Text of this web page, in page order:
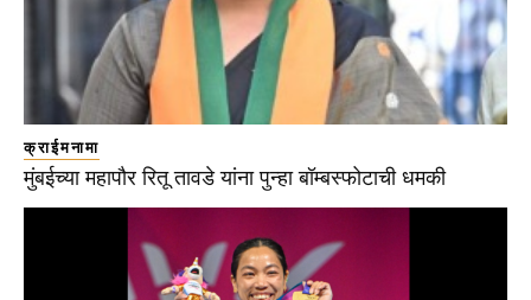
क्राईमनामा
मुंबईच्या महापौर रितू तावडे यांना पुन्हा बॉम्बस्फोटाची धमकी